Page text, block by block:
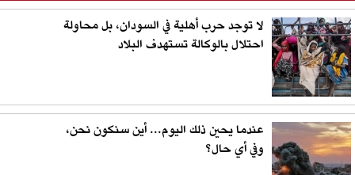
لا توجد حرب أهلية في السودان، بل محاولة
احتلال بالوكالة تستهدف البلاد
عندما يحين ذلك اليوم... أين سنكون نحن،
وفي أي حال؟